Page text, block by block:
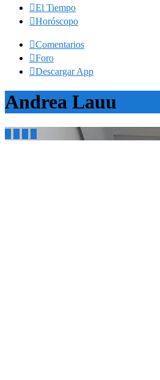
El Tiempo
Horóscopo
Comentarios
Foro
Descargar App
Andrea Lauu